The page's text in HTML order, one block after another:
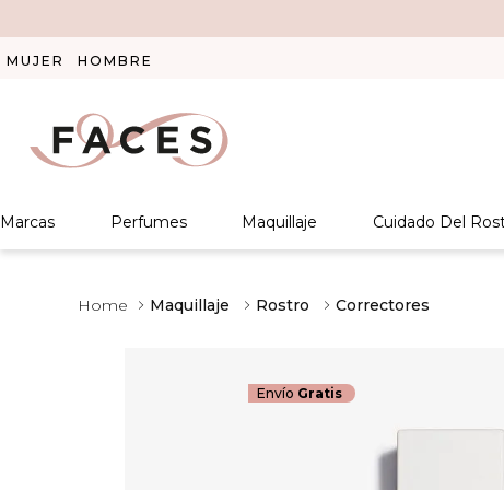
MUJER HOMBRE
Marcas Perfumes Maquillaje Cuidado Del
Maquillaje Rostro Correctores
Envío Gratis